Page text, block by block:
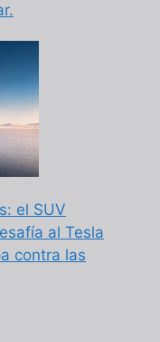
el SUV
al Tesla
contra las